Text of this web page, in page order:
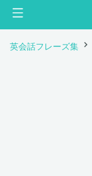
英会話フレーズ集